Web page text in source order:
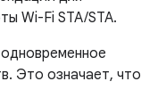
Wi-Fi STA/STA.
Это означает, что